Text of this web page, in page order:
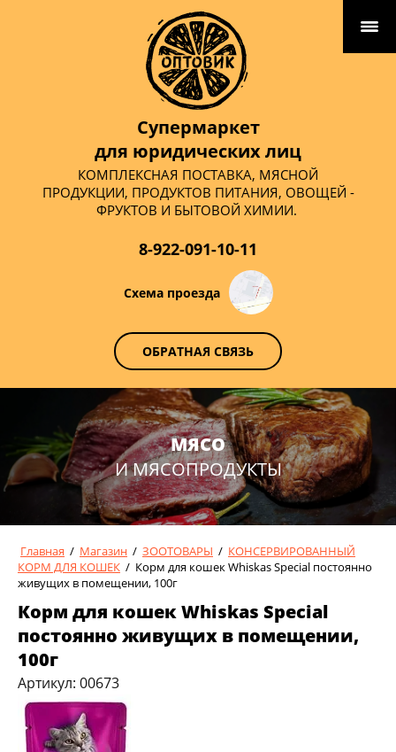
Супермаркет
для юридических лиц
КОМПЛЕКСНАЯ ПОСТАВКА, МЯСНОЙ
ПРОДУКЦИИ, ПРОДУКТОВ ПИТАНИЯ, ОВОЩЕЙ -
ФРУКТОВ И БЫТОВОЙ ХИМИИ.
8-922-091-10-11
Схема проезда
ОБРАТНАЯ СВЯЗЬ
МЯСО
И МЯСОПРОДУКТЫ
Главная / Магазин / ЗООТОВАРЫ / КОНСЕРВИРОВАННЫЙ
КОРМ ДЛЯ КОШЕК / Корм для кошек Whiskas Special постоянно
живущих в помещении, 100г
Корм для кошек Whiskas Special
постоянно живущих в помещении,
100г
Артикул: 00673